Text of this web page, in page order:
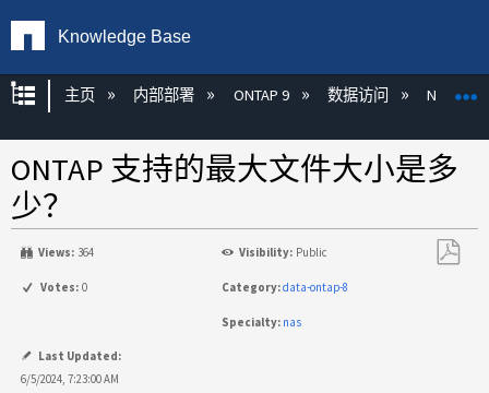
Knowledge Base
扩展/隐缩全局层次
主页 内部部署 ONTAP 9 数据访问 NAS
ONTAP 支持的最大文件大小是多
少？
Views: 364 Visibility: Public
Votes: 0 Category:data-ontap-8
Specialty: nas
Last Updated:
6/5/2024, 7:23:00 AM